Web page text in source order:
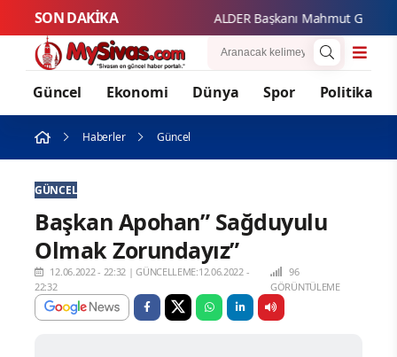
SON DAKİKA ALDER Başkanı Mahmut
Güncel Ekonomi Dünya Spor Politika
Haberler Güncel
GÜNCEL
Başkan Apohan” Sağduyulu
Olmak Zorundayız”
12.06.2022 - 22:32 |GÜNCELLEME:12.06.2022 -
22:32
96
GÖRÜNTÜLEME